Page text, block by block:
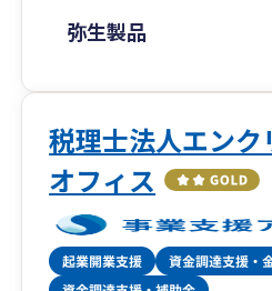
弥生製品
税理士法人エン
オフィス